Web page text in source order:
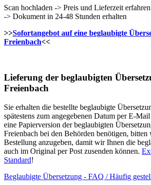
Scan hochladen -> Preis und Lieferzeit
-> Dokument in 24-48 Stunden erhalten
>>Sofortangebot auf eine beglaubigte
Freienbach<<
Lieferung der beglaubigten
Freienbach
Sie erhalten die bestellte beglaubigte
spätestens zum angegebenen Datum per E-
eine Papierversion der beglaubigten
Freienbach bei den Behörden benötigen, bitten
Bestellung anzugeben, damit wir Ihnen die
auch im Original per Post zusenden können.
Standard!
Beglaubigte Übersetzung - FAQ / Häufig